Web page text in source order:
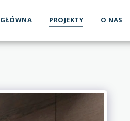
GŁÓWNA PROJEKTY O NAS